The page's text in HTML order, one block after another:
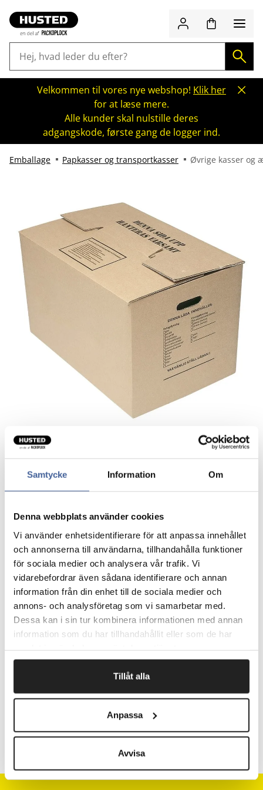
Samtycke Information Om
Denna webbplats använder cookies
Vi använder enhetsidentifierare för att anpassa innehållet
och annonserna till användarna, tillhandahålla funktioner
för sociala medier och analysera vår trafik. Vi
vidarebefordrar även sådana identifierare och annan
information från din enhet till de sociala medier och
annons- och analysföretag som vi samarbetar med.
Dessa kan i sin tur kombinera informationen med annan
information som du har tillhandahållit eller som de har
Tillåt alla
Anpassa
Avvisa
Velkommen til vores nye webshop! Klik her
for at læse mere.
Alle kunder skal nulstille deres
adgangskode, første gang de logger ind.
Emballage Papkasser og transportkasser Øvrige kasser og
Flyttekasser
Kraftig brunt 2-lags-bølgepap.
Hul til håndtag på siderne.
Dobbelt bund og dobbelt kant.
2-lags-bølgepap, der anvendes til lettere og mere
skrøblige ting
Sælges i hel pakke, pris pr. stk. Formatet angiver kassens
indvendige mål L x B x H.
Fragtfrit når du handler for 1.900,-
Afsendelse samme dag ved bestilling
Indermål mm L x B x H
795072 560 x 385 x 350